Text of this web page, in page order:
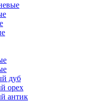
дуб
орех
антик